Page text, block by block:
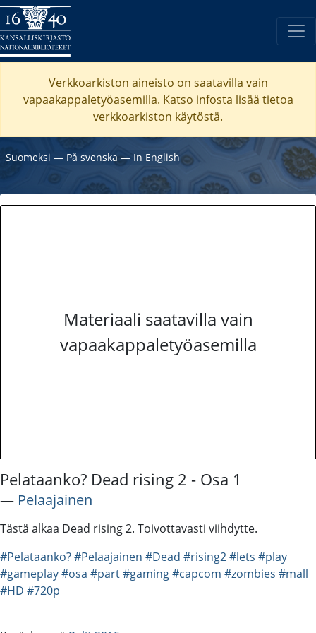
Verkkoarkiston aineisto on saatavilla vain
vapaakappaletyöasemilla. Katso infosta lisää tietoa
verkkoarkiston käytöstä.
Suomeksi ― På svenska― In English
Materiaali saatavilla vain
vapaakappaletyöasemilla
Pelataanko? Dead rising 2 - Osa 1
― Pelaajainen
Tästä alkaa Dead rising 2. Toivottavasti viihdytte.
#Pelataanko?#Pelaajainen #Dead #rising2#lets #play
#gameplay#osa #part#gaming#capcom #zombies #mall
#HD #720p